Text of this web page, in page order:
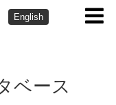
English
ベース